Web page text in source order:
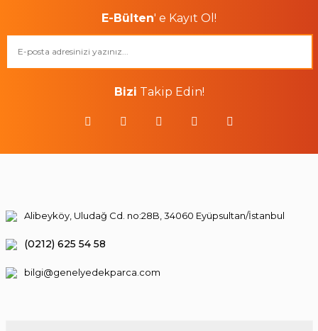
E-Bülten' e Kayıt Ol!
Bizi Takip Edin!
Alibeyköy, Uludağ Cd. no:28B, 34060 Eyüpsultan/İstanbul
(0212) 625 54 58
bilgi@genelyedekparca.com